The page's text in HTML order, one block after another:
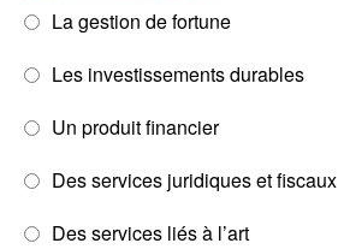
La gestion de fortune
Les investissements durables
Un produit financier
Des services juridiques et fiscaux
Des services liés à l’art